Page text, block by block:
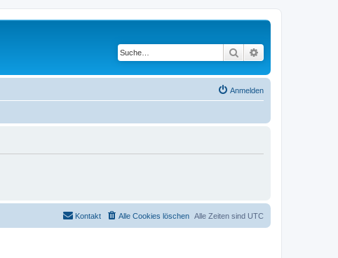
Suche
Anmelden
Alle Zeiten sind UTC
Alle Cookies löschen
Kontakt